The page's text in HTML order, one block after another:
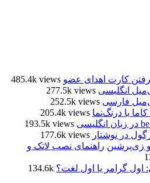
کارت اهدای عضو 485.4k views
انگلیسی 277.5k views
فارسی 252.5k views
یا درنگ‌نما 205.4k views
193.5k views
در نوشتار 177.6k views
راهنمای نصب لاتک و
اول گرامر یا اول لغت؟ 134.6k